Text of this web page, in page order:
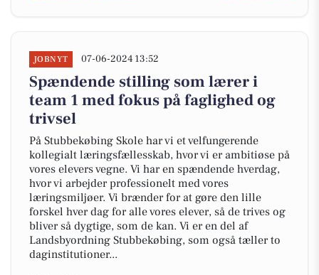
JOBNYT 07-06-2024 13:52
Spændende stilling som lærer i
team 1 med fokus på faglighed og
trivsel
På Stubbekøbing Skole har vi et velfungerende
kollegialt læringsfællesskab, hvor vi er ambitiøse på
vores elevers vegne. Vi har en spændende hverdag,
hvor vi arbejder professionelt med vores
læringsmiljøer. Vi brænder for at gøre den lille
forskel hver dag for alle vores elever, så de trives og
bliver så dygtige, som de kan. Vi er en del af
Landsbyordning Stubbekøbing, som også tæller to
daginstitutioner...